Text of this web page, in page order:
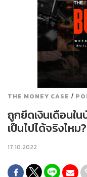
THE MONEY CASE /
ถูกยึดเงินเดือนใ
เป็นไปได้จริงไหม?
17.10.2022